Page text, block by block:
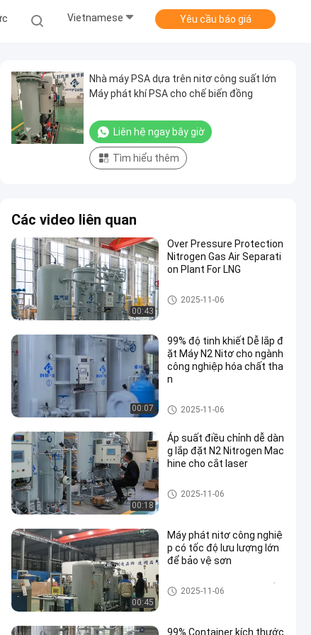
Vietnamese Yêu cầu báo giá
Nhà máy PSA dựa trên nitơ công suất lớn
Máy phát khí PSA cho chế biến đồng
Liên hệ ngay bây giờ
Tìm hiểu thêm
Các video liên quan
00:43
Over Pressure Protection
Nitrogen Gas Air Separati
on Plant For LNG
Máy tạo khí nitơ PSA
2025-11-06
00:07
99% độ tinh khiết Dễ lắp đ
ặt Máy N2 Nitơ cho ngành
công nghiệp hóa chất tha
n
Máy tạo khí nitơ PSA
2025-11-06
00:18
Áp suất điều chỉnh dễ dàn
g lắp đặt N2 Nitrogen Mac
hine cho cắt laser
Máy tạo khí nitơ PSA
2025-11-06
00:45
Máy phát nitơ công nghiệ
p có tốc độ lưu lượng lớn
để bảo vệ sơn
Máy tạo nitơ có độ tinh khiết c
ao
2025-11-06
99% Container kích thước